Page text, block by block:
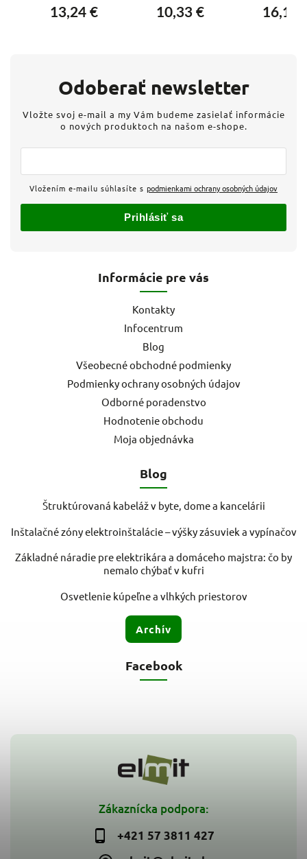
Čierny matný
13,24 € 10,33 €
(752158) -
16,12
Zákaznícka podpora:
+421 57 3811 427
Informácie pre vás
Kontakty
Infocentrum
Blog
Všeobecné obchodné podmienky
Podmienky ochrany osobných údajov
Odborné poradenstvo
Hodnotenie obchodu
Moja objednávka
Blog
Štruktúrovaná kabeláž v byte, dome a kancelárii
Inštalačné zóny elektroinštalácie – výšky zásuviek a vypínačov
Základné náradie pre elektrikára a domáceho majstra: čo by
nemalo chýbať v kufri
Osvetlenie kúpeľne a vlhkých priestorov
Archív
Odoberať newsletter
Vložte svoj e-mail a my Vám budeme zasielať informácie
o nových produktoch na našom e-shope.
Vložením e-mailu súhlasíte s podmienkami ochrany osobných údajov
Prihlásiť sa
Facebook